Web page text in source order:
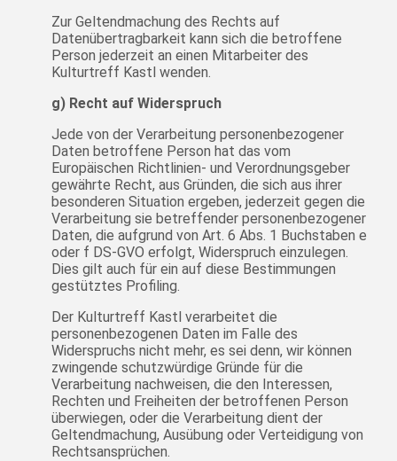
Zur Geltendmachung des Rechts auf
Datenübertragbarkeit kann sich die betroffene
Person jederzeit an einen Mitarbeiter des
Kulturtreff Kastl wenden.
g) Recht auf Widerspruch
Jede von der Verarbeitung personenbezogener
Daten betroffene Person hat das vom
Europäischen Richtlinien- und Verordnungsgeber
gewährte Recht, aus Gründen, die sich aus ihrer
besonderen Situation ergeben, jederzeit gegen die
Verarbeitung sie betreffender personenbezogener
Daten, die aufgrund von Art. 6 Abs. 1 Buchstaben e
oder f DS-GVO erfolgt, Widerspruch einzulegen.
Dies gilt auch für ein auf diese Bestimmungen
gestütztes Profiling.
Der Kulturtreff Kastl verarbeitet die
personenbezogenen Daten im Falle des
Widerspruchs nicht mehr, es sei denn, wir können
zwingende schutzwürdige Gründe für die
Verarbeitung nachweisen, die den Interessen,
Rechten und Freiheiten der betroffenen Person
überwiegen, oder die Verarbeitung dient der
Geltendmachung, Ausübung oder Verteidigung von
Rechtsansprüchen.